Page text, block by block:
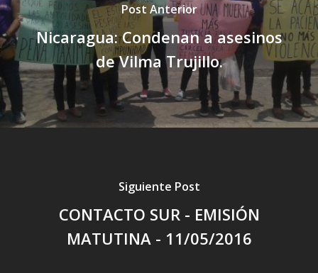
Post Anterior
Nicaragua: Condenan a asesinos
de Vilma Trujillo.
Siguiente Post
CONTACTO SUR - EMISIÓN
MATUTINA - 11/05/2016